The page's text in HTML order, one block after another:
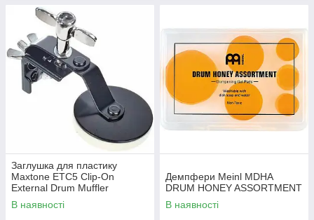
Заглушка для пластику
Maxtone ETC5 Clip-On
External Drum Muffler
В наявності
Демпфери Meinl MDHA
DRUM HONEY ASSORTMENT
В наявності